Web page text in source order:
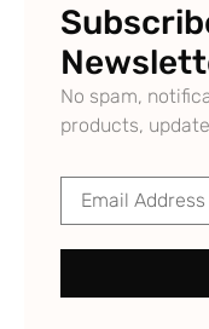
No spam,
products,